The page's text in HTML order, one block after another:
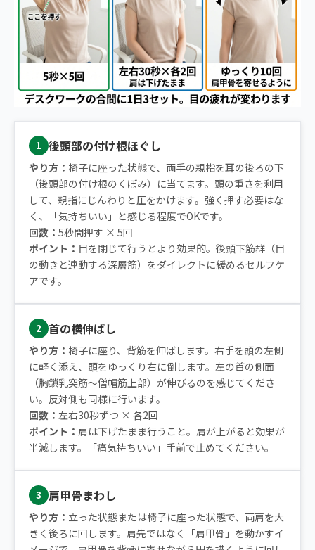
1 後頭部の付け根ほぐし
やり方： 椅子に座った状態で、両手の親指を耳の後ろの下
（後頭部の付け根のくぼみ）に当てます。頭の重さを利用
して、親指にじんわりと圧をかけます。強く押す必要はな
く、「気持ちいい」と感じる程度でOKです。
回数： 5秒間押す × 5回
ポイント： 目を閉じて行うとより効果的。後頭下筋群（目
の動きと連動する深層筋）をダイレクトに緩めるセルフケ
アです。
2 首の横伸ばし
やり方： 椅子に座り、背筋を伸ばします。右手を頭の左側
に軽く添え、頭をゆっくり右に倒します。左の首の側面
（胸鎖乳突筋〜僧帽筋上部）が伸びるのを感じてくださ
い。反対側も同様に行います。
回数： 左右30秒ずつ × 各2回
ポイント： 肩は下げたまま行うこと。肩が上がると効果が
半減します。「痛気持ちいい」手前で止めてください。
3 肩甲骨まわし
やり方： 立った状態または椅子に座った状態で、両肩を大
きく後ろに回します。肩先ではなく「肩甲骨」を動かすイ